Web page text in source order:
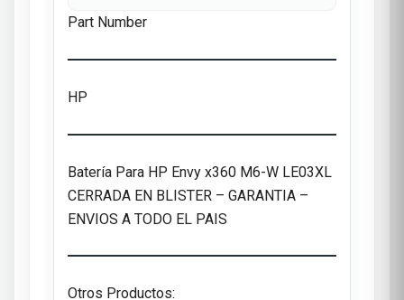
Part Number
HP
Batería Para HP Envy x360 M6-W LE03XL
CERRADA EN BLISTER – GARANTIA –
ENVIOS A TODO EL PAIS
Otros Productos: